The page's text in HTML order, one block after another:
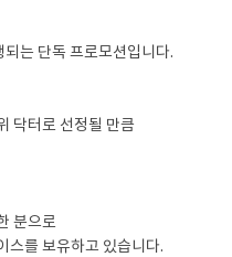
는 단독 프로모션입니다.
닥터로 선정될 만큼
분으로
스를 보유하고 있습니다.